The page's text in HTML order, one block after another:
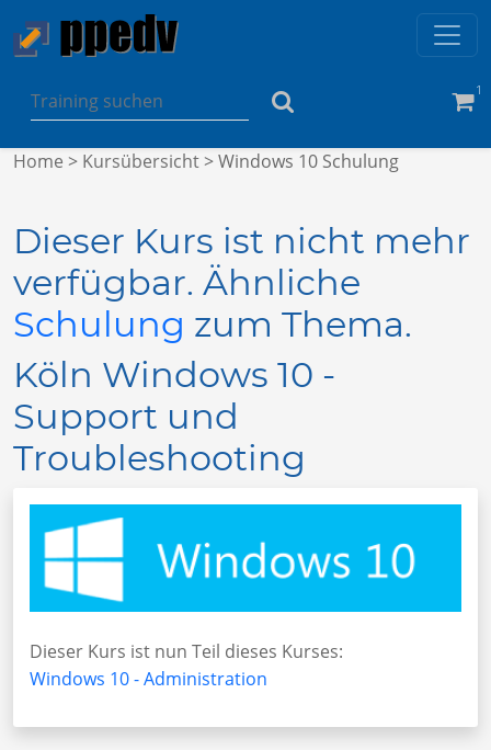
1
Home > Kursübersicht> Windows 10 Schulung
Dieser Kurs ist nicht mehr
verfügbar. Ähnliche
Schulung zum Thema.
Köln Windows 10 -
Support und
Troubleshooting
Dieser Kurs ist nun Teil dieses Kurses:
Windows 10 - Administration